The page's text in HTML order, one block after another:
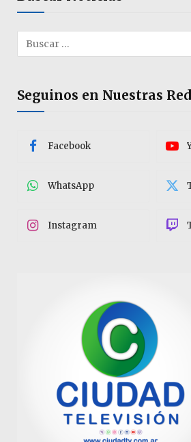
Seguinos en Nuestras
Facebook
WhatsApp
Instagram